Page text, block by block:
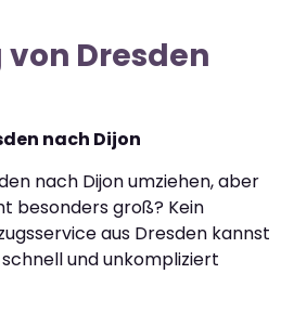
Dresden
nach Dijon
nach Dijon umziehen, aber
besonders groß? Kein
aus Dresden kannst
schnell und unkompliziert